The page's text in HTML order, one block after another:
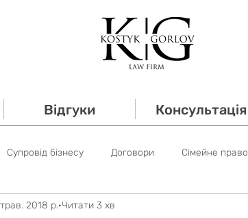
Відгуки Консультація
Супровід бізнесу Договори Сімейне право
Трудове право
2018 р. Читати 3 хв